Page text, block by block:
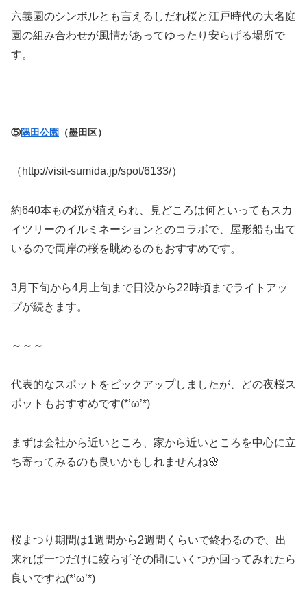
六義園のシンボルとも言えるしだれ桜と江戸時代の大名庭
園の組み合わせが風情があってゆったり安らげる場所で
す。
⑤隅田公園 （墨田区）
（http://visit-sumida.jp/spot/6133/）
約640本もの桜が植えられ、見どころは何といってもスカ
イツリーのイルミネーションとのコラボで、屋形船も出て
いるので両岸の桜を眺めるのもおすすめです。
3月下旬から4月上旬まで日没から22時頃までライトアッ
プが続きます。
～～～
代表的なスポットをピックアップしましたが、どの夜桜ス
ポットもおすすめです(*’ω’*)
まずは会社から近いところ、家から近いところを中心に立
ち寄ってみるのも良いかもしれませんね🌸
桜まつり期間は1週間から2週間くらいで終わるので、出
来れば一つだけに絞らずその間にいくつか回ってみれたら
良いですね(*’ω’*)